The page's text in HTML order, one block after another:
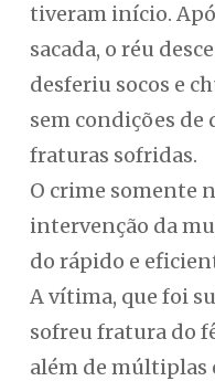
tiveram início.
sacada, o réu
desferiu socos e
sem condições de
fraturas sofridas.
O crime somente
intervenção da
do rápido e
A vítima, que foi
sofreu fratura do
além de múltiplas